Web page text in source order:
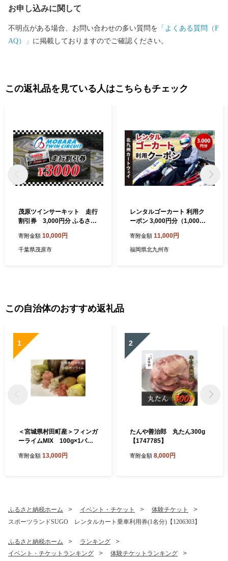
お申し込みに関して
不明点がある場合、お問い合わせの多い質問を 「よくある質問（F
AQ）」 に掲載しておりますのでご確認ください。
この返礼品を見ている人はこちらもチェック
茂原ツインサーキット 走行
割引券 3,000円分 ふるさと
キット レンタルカート 利用
券 割引券 千葉県 茂原市 MBI
寄附金額 10,000円
千葉県茂原市
レンタルゴーカート 利用ク
ーポン 3,000円分（1,000円×
寄附金額 11,000円
福岡県北九州市
この自治体のおすすめ返礼品
1
＜宮城県村田町産＞フィンガ
ーライムMIX 100g×1パッ
寄附金額 13,000円
2
たんや善治郎 丸たん300g
【1747785】
寄附金額 8,000円
ふるさと納税ホーム イベント・チケット
体験チケット
スポーツランドSUGO レンタルカート乗車利用券(1名分)【1206303】
ふるさと納税ホーム
ランキング
イベント・チケットランキング
体験チケットランキング